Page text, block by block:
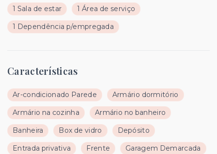
1 Sala de estar 1 Área de serviço
1 Dependência p/empregada
Características
Ar-condicionado Parede Armário dormitório
Armário na cozinha Armário no banheiro
Banheira Box de vidro Depósito
Entrada privativa Frente Garagem Demarcada